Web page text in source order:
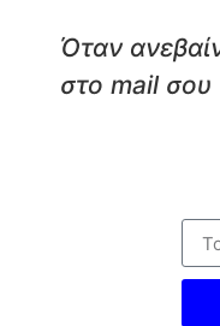
Όταν
στο mail σου